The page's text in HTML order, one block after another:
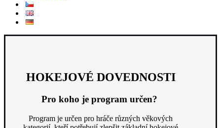
HOKEJOVÉ DOVEDNOSTI
Pro koho je program určen?
Program je určen pro hráče různých věkových